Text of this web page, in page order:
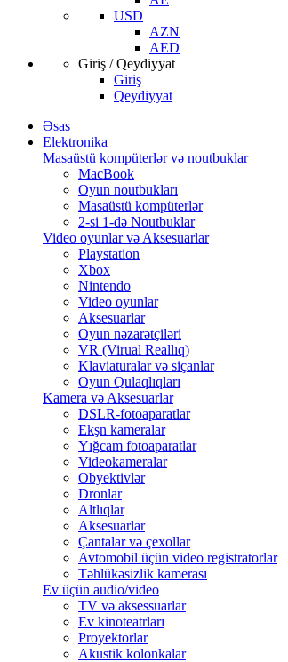
USD
AZN
AED
Giriş / Qeydiyyat
Giriş
Qeydiyyat
Əsas
Elektronika
Masaüstü kompüterlər və noutbuklar
MacBook
Oyun noutbukları
Masaüstü kompüterlər
2-si 1-də Noutbuklar
Video oyunlar və Aksesuarlar
Playstation
Xbox
Nintendo
Video oyunlar
Aksesuarlar
Oyun nəzarətçiləri
VR (Virual Reallıq)
Klaviaturalar və siçanlar
Oyun Qulaqlıqları
Kamera və Aksesuarlar
DSLR-fotoaparatlar
Ekşn kameralar
Yığcam fotoaparatlar
Videokameralar
Obyektivlər
Dronlar
Altlıqlar
Aksesuarlar
Çantalar və çexollar
Avtomobil üçün video registratorlar
Təhlükəsizlik kamerası
Ev üçün audio/video
TV və aksessuarlar
Ev kinoteatrları
Proyektorlar
Akustik kolonkalar